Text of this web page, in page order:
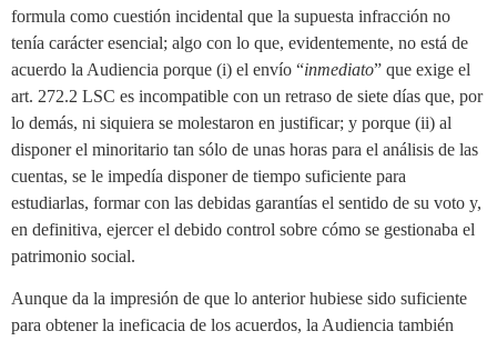
formula como cuestión incidental que la supuesta infracción no
tenía carácter esencial; algo con lo que, evidentemente, no está de
acuerdo la Audiencia porque (i) el envío “inmediato” que exige el
art. 272.2 LSC es incompatible con un retraso de siete días que, por
lo demás, ni siquiera se molestaron en justificar; y porque (ii) al
disponer el minoritario tan sólo de unas horas para el análisis de las
cuentas, se le impedía disponer de tiempo suficiente para
estudiarlas, formar con las debidas garantías el sentido de su voto y,
en definitiva, ejercer el debido control sobre cómo se gestionaba el
patrimonio social.
Aunque da la impresión de que lo anterior hubiese sido suficiente
para obtener la ineficacia de los acuerdos, la Audiencia también